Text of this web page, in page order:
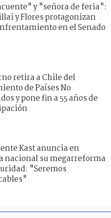
y "señora de feria":
y Flores protagonizan
en el Senado
retira a Chile del
de Países No
y pone fin a 55 años de
Kast anuncia en
nacional su megarreforma
"Seremos